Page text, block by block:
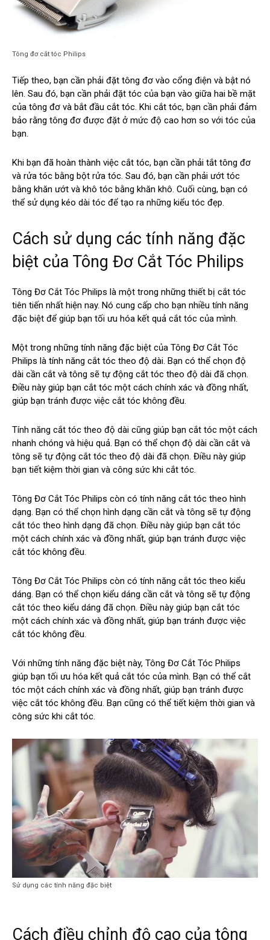
Tông đơ cắt tóc Philips
Tiếp theo, bạn cần phải đặt tông đơ vào cổng điện và bật nó
lên. Sau đó, bạn cần phải đặt tóc của bạn vào giữa hai bề mặt
của tông đơ và bắt đầu cắt tóc. Khi cắt tóc, bạn cần phải đảm
bảo rằng tông đơ được đặt ở mức độ cao hơn so với tóc của
bạn.
Khi bạn đã hoàn thành việc cắt tóc, bạn cần phải tắt tông đơ
và rửa tóc bằng bột rửa tóc. Sau đó, bạn cần phải ướt tóc
bằng khăn ướt và khô tóc bằng khăn khô. Cuối cùng, bạn có
thể sử dụng kéo dài tóc để tạo ra những kiểu tóc đẹp.
Cách sử dụng các tính năng đặc
biệt của Tông Đơ Cắt Tóc Philips
Tông Đơ Cắt Tóc Philips là một trong những thiết bị cắt tóc
tiên tiến nhất hiện nay. Nó cung cấp cho bạn nhiều tính năng
đặc biệt để giúp bạn tối ưu hóa kết quả cắt tóc của mình.
Một trong những tính năng đặc biệt của Tông Đơ Cắt Tóc
Philips là tính năng cắt tóc theo độ dài. Bạn có thể chọn độ
dài cần cắt và tông sẽ tự động cắt tóc theo độ dài đã chọn.
Điều này giúp bạn cắt tóc một cách chính xác và đồng nhất,
giúp bạn tránh được việc cắt tóc không đều.
Tính năng cắt tóc theo độ dài cũng giúp bạn cắt tóc một cách
nhanh chóng và hiệu quả. Bạn có thể chọn độ dài cần cắt và
tông sẽ tự động cắt tóc theo độ dài đã chọn. Điều này giúp
bạn tiết kiệm thời gian và công sức khi cắt tóc.
Tông Đơ Cắt Tóc Philips còn có tính năng cắt tóc theo hình
dạng. Bạn có thể chọn hình dạng cần cắt và tông sẽ tự động
cắt tóc theo hình dạng đã chọn. Điều này giúp bạn cắt tóc
một cách chính xác và đồng nhất, giúp bạn tránh được việc
cắt tóc không đều.
Tông Đơ Cắt Tóc Philips còn có tính năng cắt tóc theo kiểu
dáng. Bạn có thể chọn kiểu dáng cần cắt và tông sẽ tự động
cắt tóc theo kiểu dáng đã chọn. Điều này giúp bạn cắt tóc
một cách chính xác và đồng nhất, giúp bạn tránh được việc
cắt tóc không đều.
Với những tính năng đặc biệt này, Tông Đơ Cắt Tóc Philips
giúp bạn tối ưu hóa kết quả cắt tóc của mình. Bạn có thể cắt
tóc một cách chính xác và đồng nhất, giúp bạn tránh được
việc cắt tóc không đều. Bạn cũng có thể tiết kiệm thời gian và
công sức khi cắt tóc.
Sử dụng các tính năng đặc biệt
Cách điều chỉnh độ cao của tông